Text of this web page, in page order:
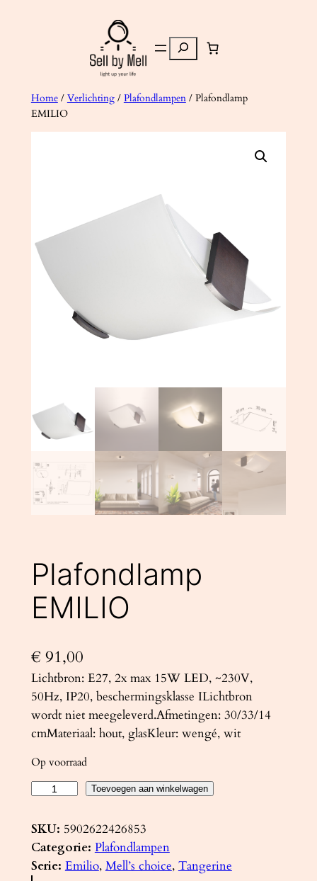
Zoeken
Home/ Verlichting/ Plafondlampen/ Plafondlamp
EMILIO
Plafondlamp
EMILIO
€ 91,00
Lichtbron: E27, 2x max 15W LED, ~230V,
50Hz, IP20, beschermingsklasse ILichtbron
wordt niet meegeleverd.Afmetingen: 30/33/14
cmMateriaal: hout, glasKleur: wengé, wit
Op voorraad
a
f
o
Toevoegen aan winkelwagen
SKU: 5902622426853
Categorie: Plafondlampen
Serie: Emilio, Mell’s choice, Tangerine